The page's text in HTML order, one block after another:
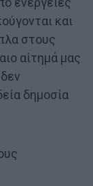
και
στους
αίτημά μας
δημοσία